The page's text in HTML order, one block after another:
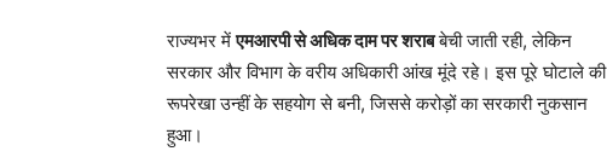
राज्यभर मेंएमआरपी से अधिक दाम पर शराबबेची जाती रही, लेकिन
सरकार और विभाग के वरीय अधिकारी आंख मूंदे रहे। इस पूरे घोटाले की
रूपरेखा उन्हीं के सहयोग से बनी, जिससे करोड़ों का सरकारी नुकसान
हुआ।